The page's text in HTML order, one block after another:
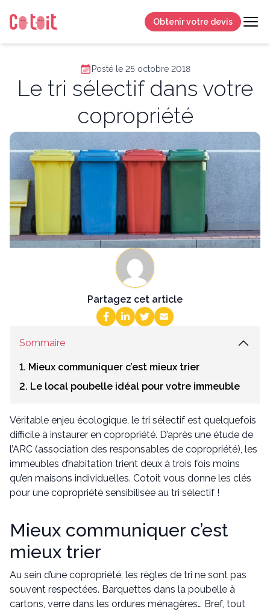
Obtenir votre devis
Posté le 25 octobre 2018
Le tri sélectif dans votre
copropriété
Partagez cet article
Sommaire
1. Mieux communiquer c’est mieux trier
2. Le local poubelle idéal pour votre immeuble
Véritable enjeu écologique, le tri sélectif est quelquefois
difficile à instaurer en copropriété. D’après une étude de
l’ARC (association des responsables de copropriété), les
immeubles d’habitation trient deux à trois fois moins
qu’en maisons individuelles. Cotoit vous donne les clés
pour une copropriété sensibilisée au tri sélectif !
Mieux communiquer c’est
mieux trier
Au sein d’une copropriété, les règles de tri ne sont pas
souvent respectées. Barquettes dans la poubelle à
cartons, verre dans les ordures ménagères… Bref, tout